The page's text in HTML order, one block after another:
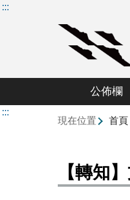
:::
公佈欄
:::
現在位置
首頁
【轉知